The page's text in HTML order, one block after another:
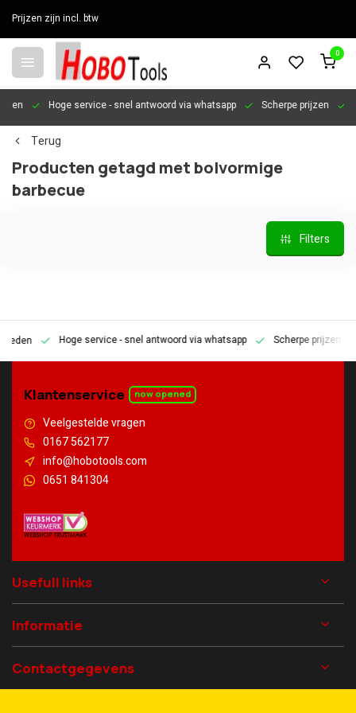
Prijzen zijn incl. btw
0
Hoge service- snel antwoord via whatsapp Scherpe prijzen
Terug
Producten getagd met bolvormige
barbecue
Filters
Hoge service- snel antwoord via whatsapp Scherpe prijzen
Klantenservice now opened
Veelgestelde vragen
0167 562177
info@hobotools.com
0651 841304
Usefull links
Informatie
Contactgegevens